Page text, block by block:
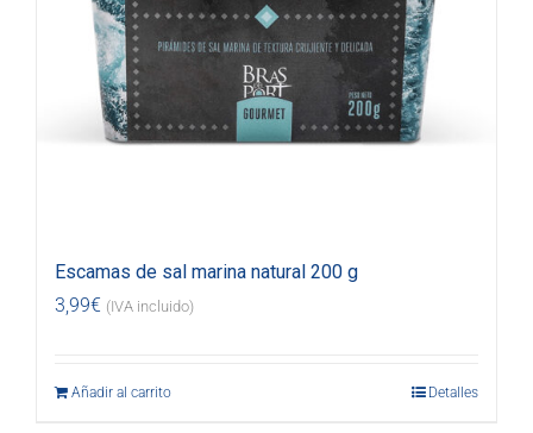
Escamas de sal marina natural 200 g
3,99€ (IVA incluido)
Añadir al carrito Detalles